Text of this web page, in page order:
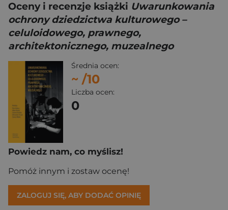
Oceny i recenzje książki Uwarunkowania
ochrony dziedzictwa kulturowego –
celuloidowego, prawnego,
architektonicznego, muzealnego
Średnia ocen:
~ /10
Liczba ocen:
0
Powiedz nam, co myślisz!
Pomóż innym i zostaw ocenę!
ZALOGUJ SIĘ, ABY DODAĆ OPINIĘ